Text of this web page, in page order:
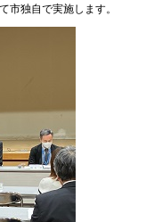
市独自で実施します。